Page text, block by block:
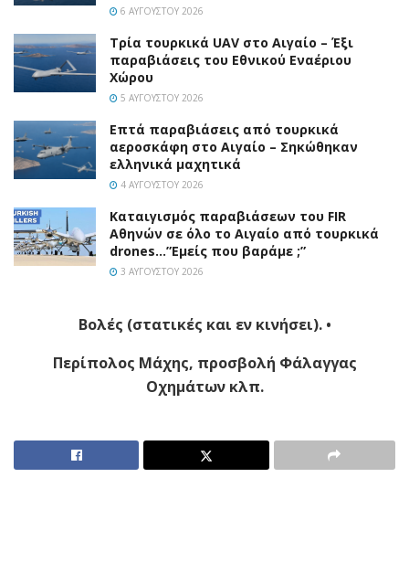
6 ΑΥΓΟΎΣΤΟΥ 2026
Τρία τουρκικά UAV στο Αιγαίο – Έξι
παραβιάσεις του Εθνικού Εναέριου
Χώρου
5 ΑΥΓΟΎΣΤΟΥ 2026
Επτά παραβιάσεις από τουρκικά
αεροσκάφη στο Αιγαίο – Σηκώθηκαν
ελληνικά μαχητικά
4 ΑΥΓΟΎΣΤΟΥ 2026
Καταιγισμός παραβιάσεων του FIR
Αθηνών σε όλο το Αιγαίο από τουρκικά
drones…”Εμείς που βαράμε ;”
3 ΑΥΓΟΎΣΤΟΥ 2026
Βολές (στατικές και εν κινήσει). •
Περίπολος Μάχης, προσβολή Φάλαγγας
Οχημάτων κλπ.